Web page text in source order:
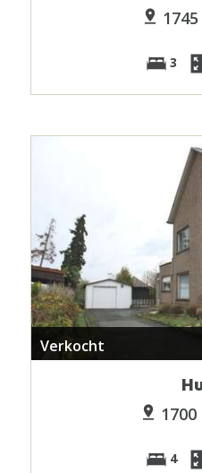
3
Verkocht
4